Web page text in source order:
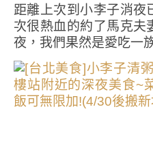
距離上次到小李子消夜
次很熱血的約了馬克夫
夜，我們果然是愛吃一